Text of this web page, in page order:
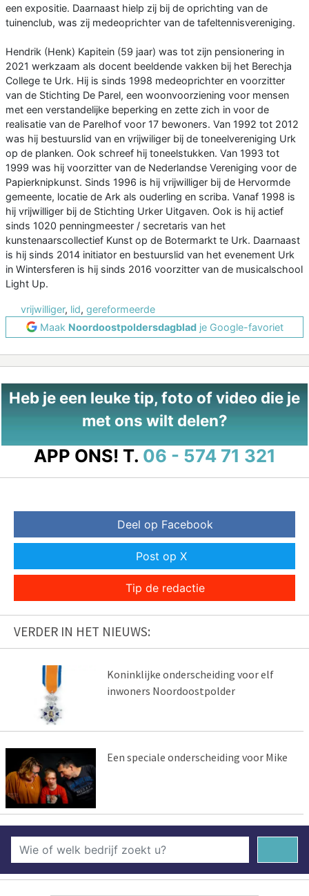
een expositie. Daarnaast hielp zij bij de oprichting van de
tuinenclub, was zij medeoprichter van de tafeltennisvereniging.
Hendrik (Henk) Kapitein (59 jaar) was tot zijn pensionering in
2021 werkzaam als docent beeldende vakken bij het Berechja
College te Urk. Hij is sinds 1998 medeoprichter en voorzitter
van de Stichting De Parel, een woonvoorziening voor mensen
met een verstandelijke beperking en zette zich in voor de
realisatie van de Parelhof voor 17 bewoners. Van 1992 tot 2012
was hij bestuurslid van en vrijwiliger bij de toneelvereniging Urk
op de planken. Ook schreef hij toneelstukken. Van 1993 tot
1999 was hij voorzitter van de Nederlandse Vereniging voor de
Papierknipkunst. Sinds 1996 is hij vrijwilliger bij de Hervormde
gemeente, locatie de Ark als ouderling en scriba. Vanaf 1998 is
hij vrijwilliger bij de Stichting Urker Uitgaven. Ook is hij actief
sinds 1020 penningmeester / secretaris van het
kunstenaarscollectief Kunst op de Botermarkt te Urk. Daarnaast
is hij sinds 2014 initiator en bestuurslid van het evenement Urk
in Wintersferen is hij sinds 2016 voorzitter van de musicalschool
Light Up.
vrijwilliger, lid, gereformeerde
Maak Noordoostpoldersdagbladje Google-favoriet
Heb je een leuke tip, foto of video die je
met ons wilt delen?
APP ONS! T. 06 - 574 71 321
Deel op Facebook
Post op X
Tip de redactie
VERDER IN HET NIEUWS:
Koninklijke onderscheiding voor elf
inwoners Noordoostpolder
Een speciale onderscheiding voor Mike